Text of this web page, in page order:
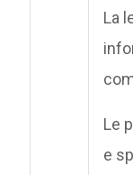
La
Le
e